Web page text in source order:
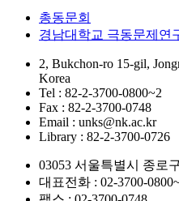
총동문회
경남대학교 극동문제연
2, Bukchon-ro 15-gil,
Korea
Tel : 82-2-3700-0800~2
Fax : 82-2-3700-0748
Email : unks@nk.ac.kr
Library : 82-2-3700-0726
03053 서울특별시 종로
대표전화 : 02-3700-